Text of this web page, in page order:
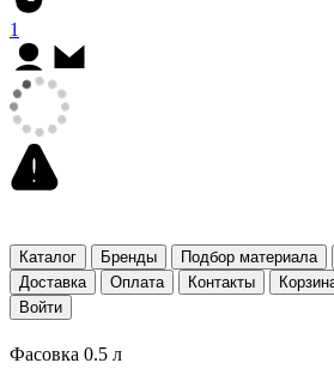
1
Каталог Бренды Подбор материала
Доставка
Оплата Контакты
Войти
Фасовка 0.5 л